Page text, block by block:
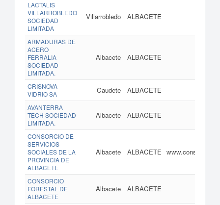
LACTALIS
VILLARROBLEDO
SOCIEDAD
LIMITADA
Villarrobledo ALBACETE
ARMADURAS DE
ACERO
FERRALIA
SOCIEDAD
LIMITADA.
Albacete ALBACETE
CRISNOVA
VIDRIO SA
Caudete ALBACETE
AVANTERRA
TECH SOCIEDAD
LIMITADA.
Albacete ALBACETE
CONSORCIO DE
SERVICIOS
SOCIALES DE LA
PROVINCIA DE
ALBACETE
Albacete ALBACETE
CONSORCIO
FORESTAL DE
ALBACETE
Albacete ALBACETE